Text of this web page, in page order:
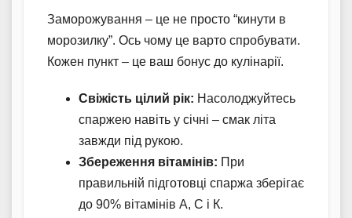
Заморожування – це не просто “кинути в
морозилку”. Ось чому це варто спробувати.
Кожен пункт – це ваш бонус до кулінарії.
Свіжість цілий рік: Насолоджуйтесь
спаржею навіть у січні – смак літа
завжди під рукою.
Збереження вітамінів: При
правильній підготовці спаржа зберігає
до 90% вітамінів А, С і К.